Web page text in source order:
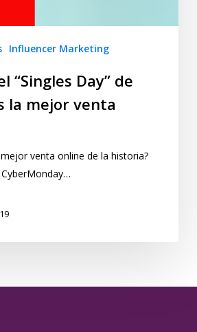
Influencer Marketing
“Singles Day” de
la mejor venta
venta online de la historia?